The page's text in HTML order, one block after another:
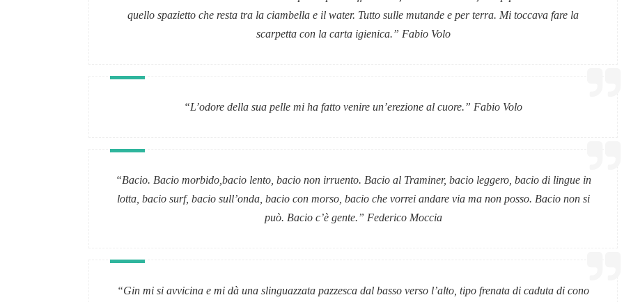
quello spazietto che resta tra la ciambella e il water. Tutto sulle mutande e per terra. Mi toccava fare la
scarpetta con la carta igienica.” Fabio Volo
“L’odore della sua pelle mi ha fatto venire un’erezione al cuore.” Fabio Volo
“Bacio. Bacio morbido,bacio lento, bacio non irruento. Bacio al Traminer, bacio leggero, bacio di lingue in
lotta, bacio surf, bacio sull’onda, bacio con morso, bacio che vorrei andare via ma non posso. Bacio non si
può. Bacio c’è gente.” Federico Moccia
“Gin mi si avvicina e mi dà una slinguazzata pazzesca dal basso verso l’alto, tipo frenata di caduta di cono